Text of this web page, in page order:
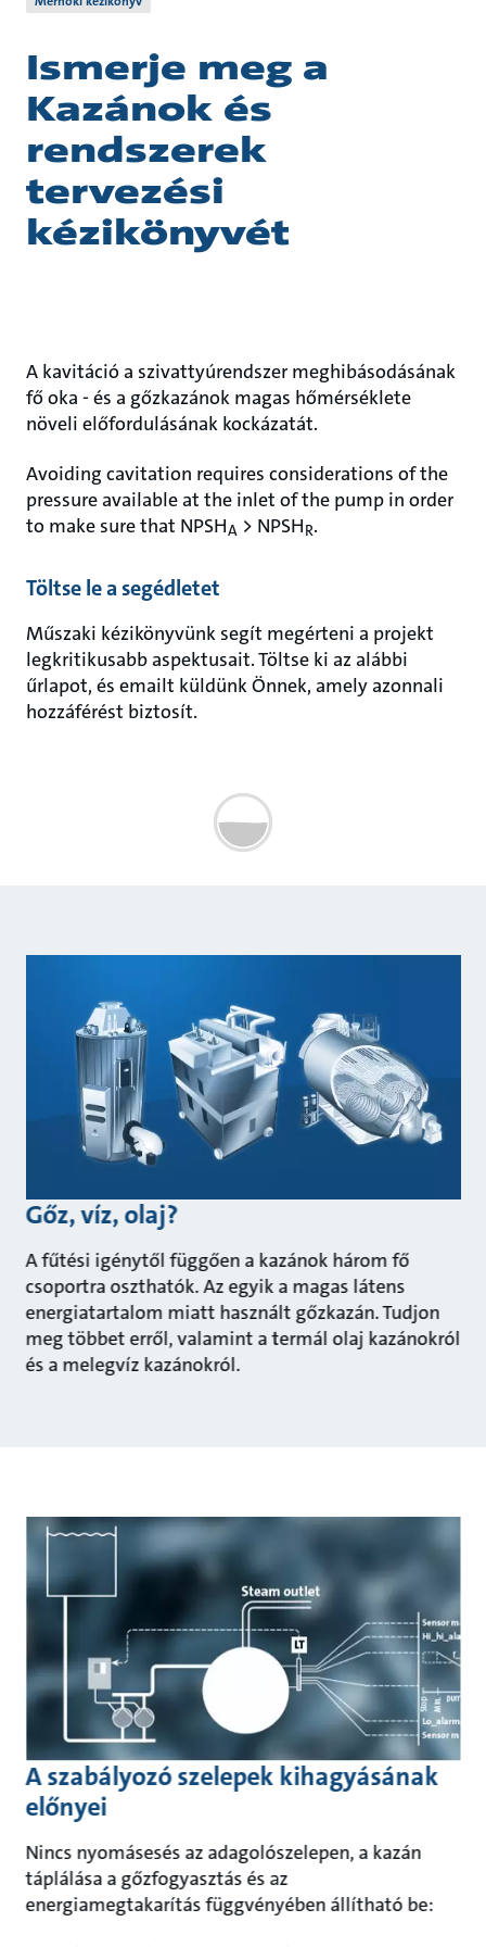
Ismerje meg a
Kazánok és
rendszerek
tervezési
kézikönyvét
A kavitáció a szivattyúrendszer meghibásodásának
fő oka - és a gőzkazánok magas hőmérséklete
növeli előfordulásának kockázatát.
Avoiding cavitation requires considerations of the
pressure available at the inlet of the pump in order
to make sure that NPSHA > NPSHR.
Töltse le a segédletet
Műszaki kézikönyvünk segít megérteni a projekt
legkritikusabb aspektusait. Töltse ki az alábbi
űrlapot, és emailt küldünk Önnek, amely azonnali
hozzáférést biztosít.
Gőz, víz, olaj?
A fűtési igénytől függően a kazánok három fő
csoportra oszthatók. Az egyik a magas látens
energiatartalom miatt használt gőzkazán. Tudjon
meg többet erről, valamint a termál olaj kazánokról
és a melegvíz kazánokról.
A szabályozó szelepek kihagyásának
előnyei
Nincs nyomásesés az adagolószelepen, a kazán
táplálása a gőzfogyasztás és az
energiamegtakarítás függvényében állítható be: